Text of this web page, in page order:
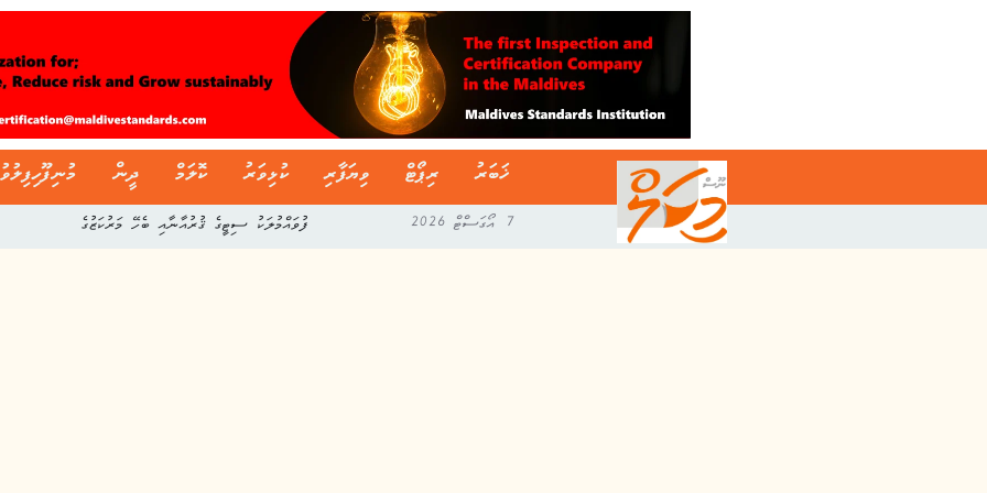
ޚަބަރު ރިޕޯޓް ވިޔަފާރި ކުޅިވަރު ކޮލަމް ދީން
7 އޯގަސްޓް 2026 ދިވެހި ސާފިން ލީގުގެ މިއަހަރުގެ ފުރަތަމަ